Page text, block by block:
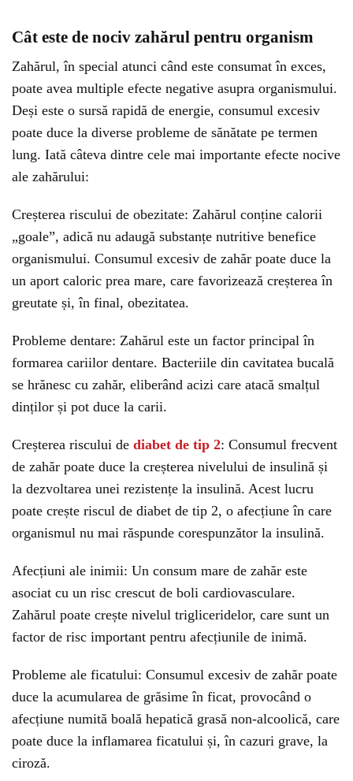
Cât este de nociv zahărul pentru organism
Zahărul, în special atunci când este consumat în exces,
poate avea multiple efecte negative asupra organismului.
Deși este o sursă rapidă de energie, consumul excesiv
poate duce la diverse probleme de sănătate pe termen
lung. Iată câteva dintre cele mai importante efecte nocive
ale zahărului:
Creșterea riscului de obezitate: Zahărul conține calorii
„goale”, adică nu adaugă substanțe nutritive benefice
organismului. Consumul excesiv de zahăr poate duce la
un aport caloric prea mare, care favorizează creșterea în
greutate și, în final, obezitatea.
Probleme dentare: Zahărul este un factor principal în
formarea cariilor dentare. Bacteriile din cavitatea bucală
se hrănesc cu zahăr, eliberând acizi care atacă smalțul
dinților și pot duce la carii.
Creșterea riscului de diabet de tip 2: Consumul frecvent
de zahăr poate duce la creșterea nivelului de insulină și
la dezvoltarea unei rezistențe la insulină. Acest lucru
poate crește riscul de diabet de tip 2, o afecțiune în care
organismul nu mai răspunde corespunzător la insulină.
Afecțiuni ale inimii: Un consum mare de zahăr este
asociat cu un risc crescut de boli cardiovasculare.
Zahărul poate crește nivelul trigliceridelor, care sunt un
factor de risc important pentru afecțiunile de inimă.
Probleme ale ficatului: Consumul excesiv de zahăr poate
duce la acumularea de grăsime în ficat, provocând o
afecțiune numită boală hepatică grasă non-alcoolică, care
poate duce la inflamarea ficatului și, în cazuri grave, la
ciroză.